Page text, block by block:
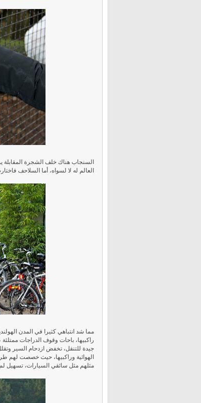
السنجاب هناك خلف الشجرة
العالم له لا لسواه، أما السلاحف
مما شد انتباهي كثيرا في المدن
راكبيها، باحات وقوف الدراجات
جيدة للتنقل، تخفض ازدحام السير
الهوائية وراكبيها، حيث خصصت لهم
مثلهم مثل سائقي السيارات، تسهيل